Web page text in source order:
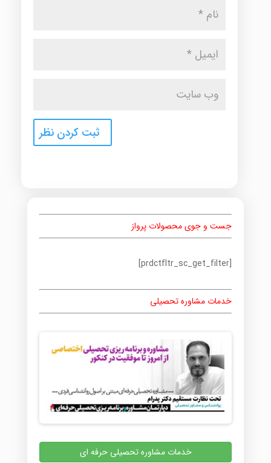
جست و جوی محصولات پرواز
[prdctfltr_sc_get_filter]
خدمات مشاوره تحصیلی
خدمات مشاوره تحصیلی حرفه ای